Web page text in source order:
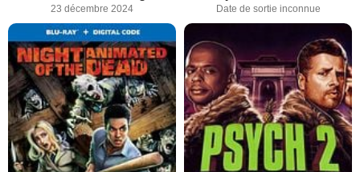
23 décembre 2024 Date de sortie inconnue